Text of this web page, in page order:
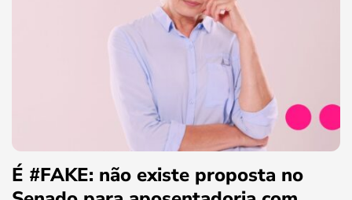
É #FAKE: não existe proposta no